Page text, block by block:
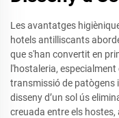
Les avantatges
hotels antilliscants
que s'han convertit en
l'hostaleria,
transmissió de patògens
disseny d’un sol ús
creuada entre els